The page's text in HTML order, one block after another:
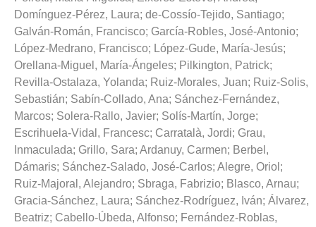
Domínguez-Pérez, Laura; de-Cossío-Tejido, Santiago;
Galván-Román, Francisco; García-Robles, José-Antonio;
López-Medrano, Francisco; López-Gude, María-Jesús;
Orellana-Miguel, María-Ángeles; Pilkington, Patrick;
Revilla-Ostalaza, Yolanda; Ruiz-Morales, Juan; Ruiz-Solis,
Sebastián; Sabín-Collado, Ana; Sánchez-Fernández,
Marcos; Solera-Rallo, Javier; Solís-Martín, Jorge;
Escrihuela-Vidal, Francesc; Carratalà, Jordi; Grau,
Inmaculada; Grillo, Sara; Ardanuy, Carmen; Berbel,
Dámaris; Sánchez-Salado, José-Carlos; Alegre, Oriol ;
Ruiz-Majoral, Alejandro; Sbraga, Fabrizio; Blasco, Arnau;
Gracia-Sánchez, Laura; Sánchez-Rodríguez, Iván; Álvarez,
Beatriz; Cabello-Úbeda, Alfonso; Fernández-Roblas,